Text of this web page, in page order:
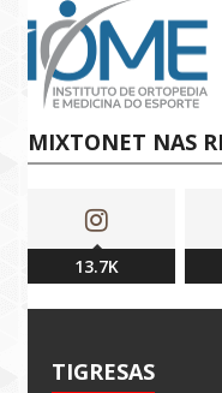
MIXTONET NAS
13.7K
TIGRESAS